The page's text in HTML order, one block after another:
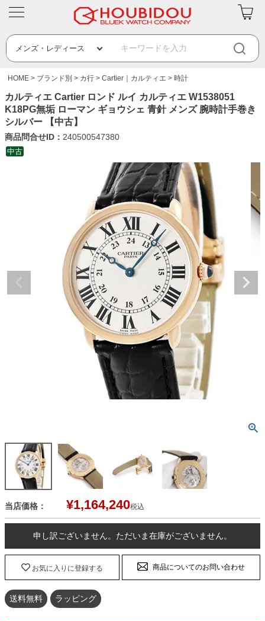
HOME ブランド別 カ行 Cartier｜カルティエ 時計
カルティエ Cartier ロンド ルイ カルティエ W1538051
K18PG無垢 ローマン ギョウシェ 青針 メンズ 腕時計手巻き
シルバー 【中古】
商品問合せID： 240500547380
中古
当店価格： ¥1,164,240税込
申し訳ございません。ただいま在庫がございません。
お気に入りに登録する 商品についてのお問い合わせ
送料無料 ラッピング